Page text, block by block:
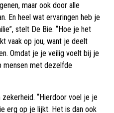
maar ook door alle
En heel wat ervaringen heb je
stelt De Bie. “Hoe je het
vaak op jou, want je deelt
Omdat je je veilig voelt bij je
mensen met dezelfde
zekerheid. “Hierdoor voel je je
erg op je lijkt. Het is dan ook